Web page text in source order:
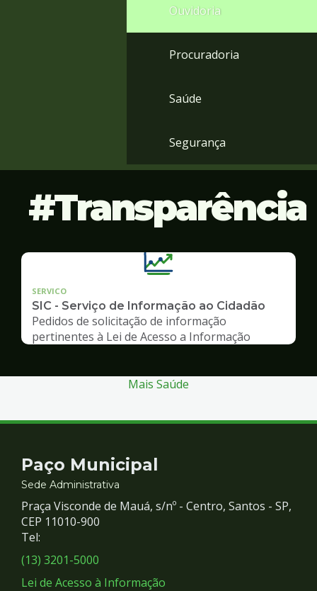
Ouvidoria
Procuradoria
Saúde
Segurança
Transparência
SERVICO
SIC - Serviço de Informação ao Cidadão
Pedidos de solicitação de informação
pertinentes à Lei de Acesso a Informação
Mais Saúde
Contato
e
Redes
Sociais
Paço Municipal
Sede Administrativa
Praça Visconde de Mauá, s/nº - Centro, Santos - SP,
CEP 11010-900
Tel:
(13) 3201-5000
Lei de Acesso à Informação